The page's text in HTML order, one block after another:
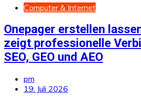
Computer & Internet
Onepager erstellen
zeigt professionelle
SEO, GEO und AEO
pm
19. Juli 2026